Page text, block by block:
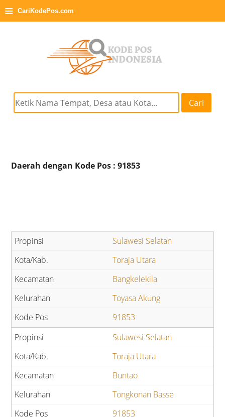
≡ CariKodePos.com
Cari
Daerah dengan Kode Pos : 91853
Sulawesi Selatan
Toraja Utara
Bangkelekila
Toyasa Akung
91853
Sulawesi Selatan
Toraja Utara
Buntao
Tongkonan Basse
91853